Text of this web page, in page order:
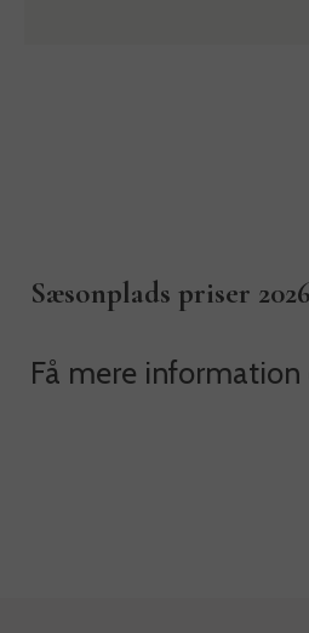
Sæsonplads priser 2026
Få mere information